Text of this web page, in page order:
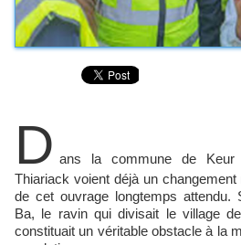
D ans la commune de Keur
Thiariack voient déjà un
de cet ouvrage longtemps attendu.
Ba, le ravin qui divisait le village
constituait un véritable obstacle à la